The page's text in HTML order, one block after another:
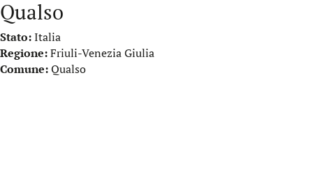
Qualso
Stato:Italia
Regione:Friuli-Venezia Giulia
Comune:Qualso